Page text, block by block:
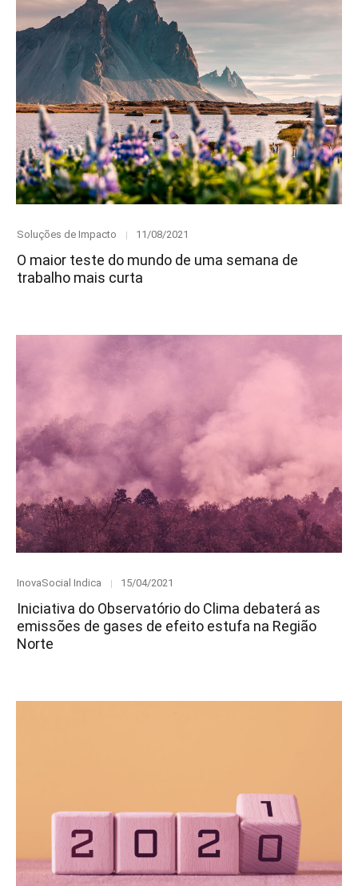
Category
Soluções de Impacto
Posted
11/08/2021
O maior teste do mundo de uma semana de
trabalho mais curta
Category
InovaSocial Indica
Posted
15/04/2021
Iniciativa do Observatório do Clima debaterá as
emissões de gases de efeito estufa na Região
Norte